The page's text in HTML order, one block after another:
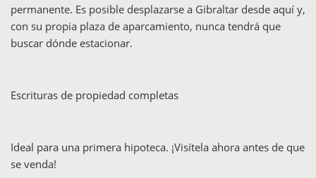
permanente. Es posible desplazarse a Gibraltar desde aquí y,
con su propia plaza de aparcamiento, nunca tendrá que
buscar dónde estacionar.
Escrituras de propiedad completas
Ideal para una primera hipoteca. ¡Visítela ahora antes de que
se venda!